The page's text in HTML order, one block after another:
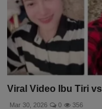
Viral Video Ibu Tiri
Mar 30, 2026 0 356